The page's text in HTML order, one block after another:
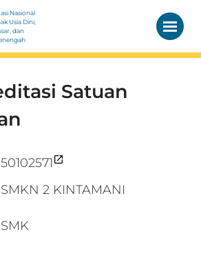
Nasional
Usia Dini,
dan
Satuan
50102571
SMKN 2 KINTAMANI
SMK